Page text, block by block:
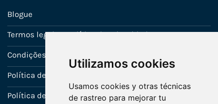
Utilizamos cookies
Usamos cookies y otras técnicas
de rastreo para mejorar tu
Blogue
Termos legais e política de privacidade
Condições de venda
Política de Garantia
Política de utilização de cookies